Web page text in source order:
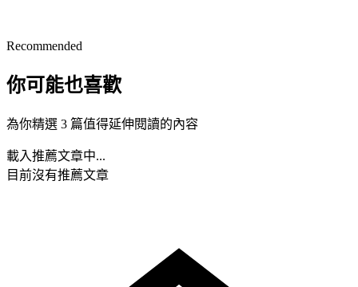
Recommended
你可能也喜歡
為你精選 3 篇值得延伸閱讀的內容
載入推薦文章中...
目前沒有推薦文章